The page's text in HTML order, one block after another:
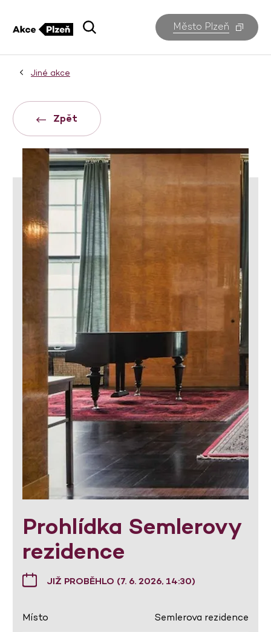
Město Plzeň
Jiné akce
Zpět
Prohlídka Semlerovy
rezidence
JIŽ PROBĚHLO (7. 6. 2026, 14:30)
Místo Semlerova rezidence